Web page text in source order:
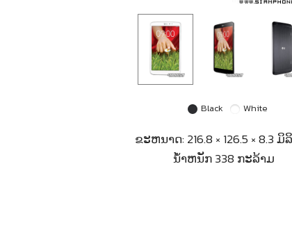
Black White
ຂະຫນາດ: 216.8 × 126.5 × 8.3 ມິ
ນ້ຳຫນັກ 338 ກະລ້າມ